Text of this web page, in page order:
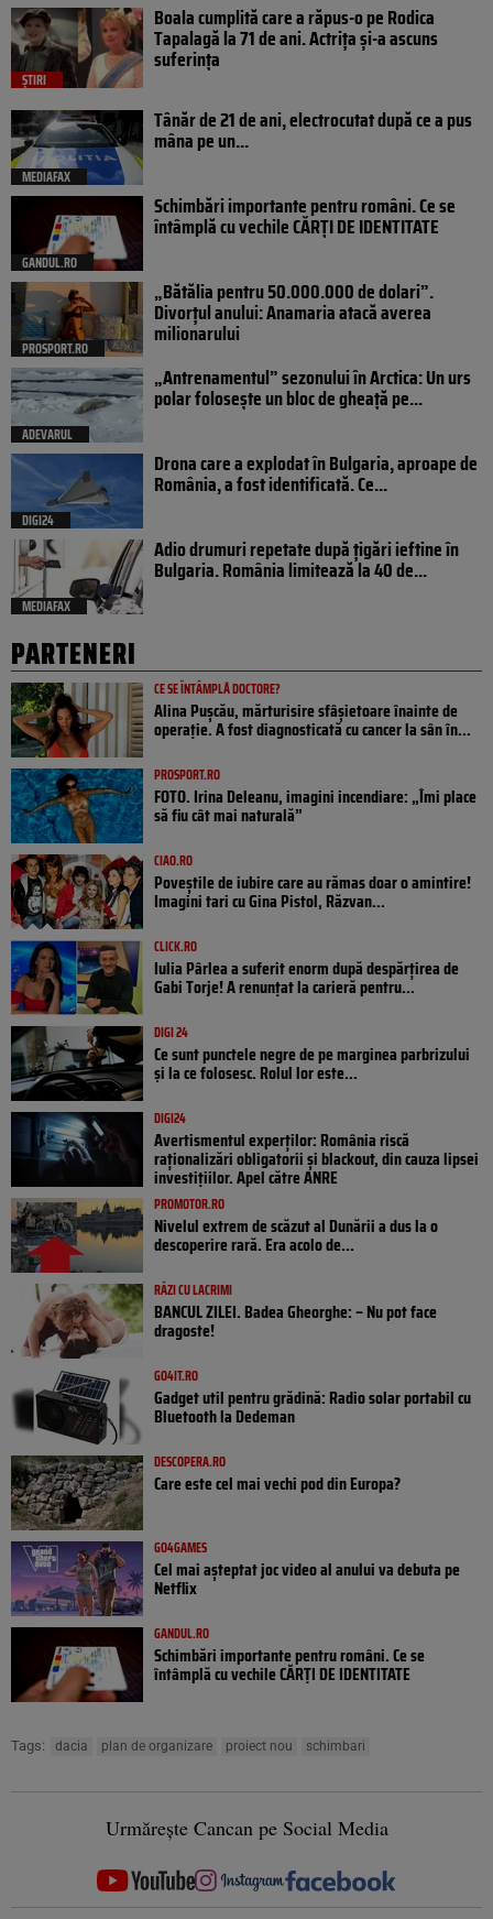
ȘTIRI
Boala cumplită care a răpus-o pe Rodica
Tapalagă la 71 de ani. Actrița și-a ascuns
suferința
MEDIAFAX
Tânăr de 21 de ani, electrocutat după ce a pus
mâna pe un...
GANDUL.RO
Schimbări importante pentru români. Ce se
întâmplă cu vechile CĂRȚI DE IDENTITATE
PROSPORT.RO
„Bătălia pentru 50.000.000 de dolari”.
Divorțul anului: Anamaria atacă averea
milionarului
ADEVARUL
„Antrenamentul” sezonului în Arctica: Un urs
polar folosește un bloc de gheață pe...
DIGI24
Drona care a explodat în Bulgaria, aproape de
România, a fost identificată. Ce...
MEDIAFAX
Adio drumuri repetate după țigări ieftine în
Bulgaria. România limitează la 40 de...
PARTENERI
CE SE ÎNTÂMPLĂ DOCTORE?
Alina Pușcău, mărturisire sfâșietoare înainte de
operație. A fost diagnosticată cu cancer la sân în...
PROSPORT.RO
FOTO. Irina Deleanu, imagini incendiare: „Îmi place
să fiu cât mai naturală”
CIAO.RO
Poveştile de iubire care au rămas doar o amintire!
Imagini tari cu Gina Pistol, Răzvan...
CLICK.RO
Iulia Pârlea a suferit enorm după despărțirea de
Gabi Torje! A renunțat la carieră pentru...
DIGI 24
Ce sunt punctele negre de pe marginea parbrizului
și la ce folosesc. Rolul lor este...
DIGI24
Avertismentul experților: România riscă
raționalizări obligatorii și blackout, din cauza lipsei
investițiilor. Apel către ANRE
PROMOTOR.RO
Nivelul extrem de scăzut al Dunării a dus la o
descoperire rară. Era acolo de...
RÂZI CU LACRIMI
BANCUL ZILEI. Badea Gheorghe: – Nu pot face
dragoste!
GO4IT.RO
Gadget util pentru grădină: Radio solar portabil cu
Bluetooth la Dedeman
DESCOPERA.RO
Care este cel mai vechi pod din Europa?
GO4GAMES
Cel mai așteptat joc video al anului va debuta pe
Netflix
GANDUL.RO
Schimbări importante pentru români. Ce se
întâmplă cu vechile CĂRȚI DE IDENTITATE
Tags: dacia plan de organizare proiect nou schimbari
Urmărește Cancan pe Social Media